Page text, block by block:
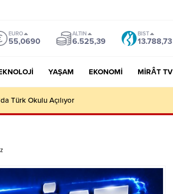
EURO
55,0690
ALTIN
6.525,39
BIST
13.788,73
YAŞAM EKONOMI MIRÂT TV